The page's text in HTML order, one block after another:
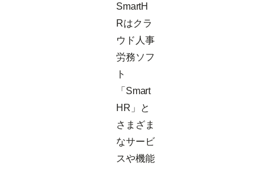
SmartH
Rはクラ
ウド人事
労務ソフ
ト
「Smart
HR」と
さまざま
なサービ
スや機能